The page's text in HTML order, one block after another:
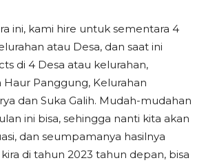
ini, kami hire untuk sementara 4
atau Desa, dan saat ini
di 4 Desa atau kelurahan,
Haur Panggung, Kelurahan
dan Suka Galih. Mudah-mudahan
ini bisa, sehingga nanti kita akan
dan seumpamanya hasilnya
di tahun 2023 tahun depan, bisa